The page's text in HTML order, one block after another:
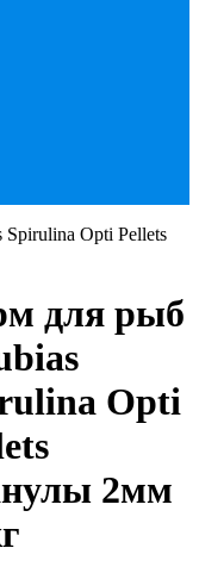
Opti Pellets
для рыб
Opti
2мм